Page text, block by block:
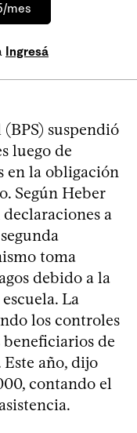
mes
Ingresá
suspendió
luego de
la obligación
Según Heber
a
toma
debido a la
La
los controles
de
Este año, dijo
contando el